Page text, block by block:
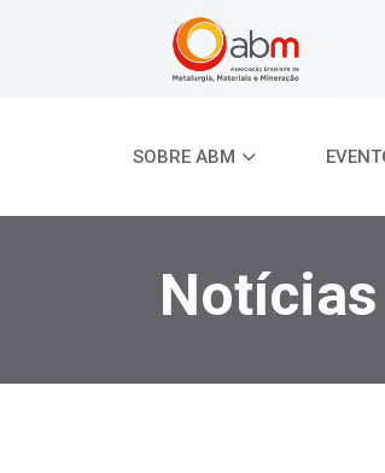
SOBRE ABM
Notícias